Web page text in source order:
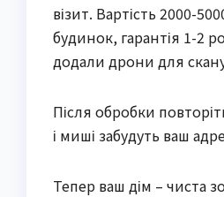
візит. Вартість 2000-
будинок, гарантія 1-2
додали дрони для
Після обробки
і миші забудуть ваш
Тепер ваш дім – чиста